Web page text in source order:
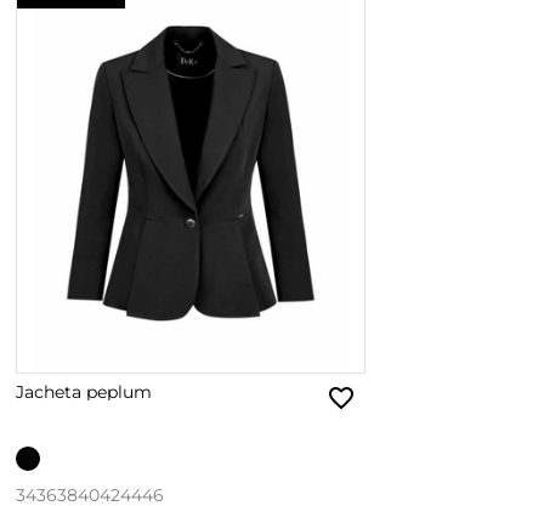
Jacheta peplum
34363840424446